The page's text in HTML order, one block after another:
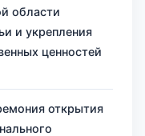
области
и укрепления
ценностей
открытия